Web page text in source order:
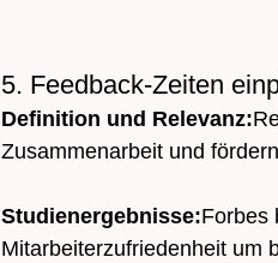
5. Feedback-Zeiten
Definition und Relevanz:
Zusammenarbeit und
Studienergebnisse:Forbes
Mitarbeiterzufriedenheit um